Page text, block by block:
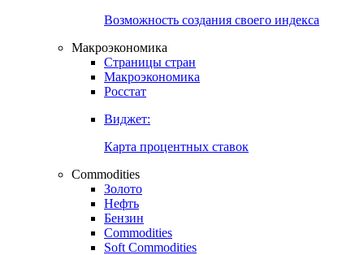
Возможность создания своего индекса
Макроэкономика
Страницы стран
Макроэкономика
Росстат
Виджет:
Карта процентных ставок
Commodities
Золото
Нефть
Бензин
Commodities
Soft Commodities